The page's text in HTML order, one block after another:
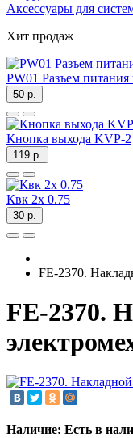
Аксессуары для
Хит продаж
PW01 Разъем
50 р.
Кнопка выхода KVP-2
119 р.
Квк 2х 0.75
30 р.
FE-2370.
FE-2370.
Наличие: Есть в